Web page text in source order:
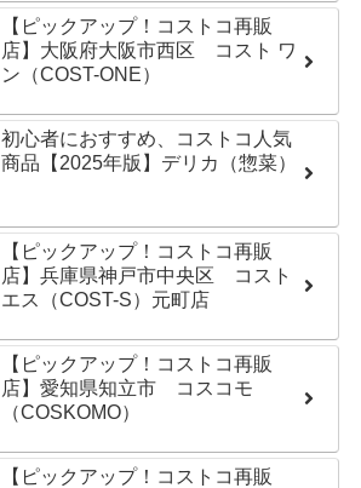
【ピックアップ！コストコ再販
店】大阪府大阪市西区 コスト ワ
ン（COST-ONE）
初心者におすすめ、コストコ人気
商品【2025年版】デリカ（惣菜）
【ピックアップ！コストコ再販
店】兵庫県神戸市中央区 コスト
エス（COST-S）元町店
【ピックアップ！コストコ再販
店】愛知県知立市 コスコモ
（COSKOMO）
【ピックアップ！コストコ再販